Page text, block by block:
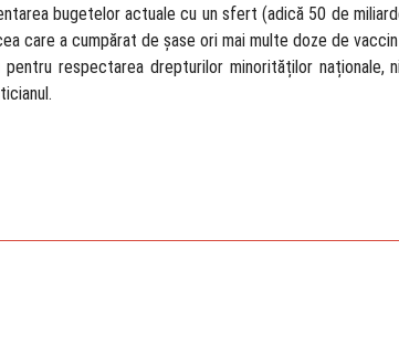
bugetelor actuale cu un sfert (adică 50 de
care a cumpărat de șase ori mai multe doze de
respectarea drepturilor minorităților naționale,